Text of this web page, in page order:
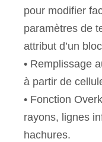
pour modifier
paramètres de
attribut d’un
• Remplissage
à partir de
• Fonction
rayons, lignes
hachures.